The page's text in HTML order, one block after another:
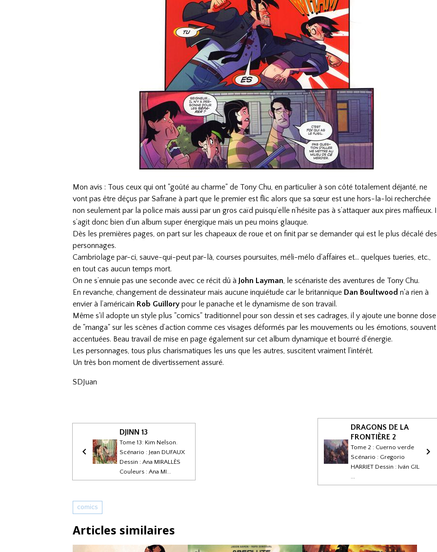
Mon avis : Tous ceux qui ont "goûté au charme" de Tony Chu, en particulier à son côté totalement déjanté, ne
vont pas être déçus par Safrane à part que le premier est flic alors que sa sœur est une hors-la-loi recherchée
non seulement par la police mais aussi par un gros caïd puisqu’elle n’hésite pas à s’attaquer aux pires maffieux. Il
s’agit donc bien d’un album super énergique mais un peu moins glauque.
Dès les premières pages, on part sur les chapeaux de roue et on finit par se demander qui est le plus décalé des
personnages.
Cambriolage par-ci, sauve-qui-peut par-là, courses poursuites, méli-mélo d'affaires et… quelques tueries, etc.,
en tout cas aucun temps mort.
On ne s’ennuie pas une seconde avec ce récit dû àJohn Layman, le scénariste des aventures de Tony Chu.
En revanche, changement de dessinateur mais aucune inquiétude car le britannique Dan Boultwood n'a rien à
envier à l’américain Rob Guillory pour le panache et le dynamisme de son travail.
Même s'il adopte un style plus "comics" traditionnel pour son dessin et ses cadrages, il y ajoute une bonne dose
de "manga" sur les scènes d’action comme ces visages déformés par les mouvements ou les émotions, souvent
accentuées. Beau travail de mise en page également sur cet album dynamique et bourré d’énergie.
Les personnages, tous plus charismatiques les uns que les autres, suscitent vraiment l’intérêt.
Un très bon moment de divertissement assuré.
SDJuan
DJINN 13
Tome 13: Kim Nelson.
Scénario : Jean DUFAUX
Dessin : Ana MIRALLÈS
Couleurs : Ana MI...
DRAGONS DE LA
FRONTIÈRE 2
Tome 2 : Cuerno verde
Scénario : Gregorio
HARRIET Dessin : Iván GIL
...
comics
Articles similaires